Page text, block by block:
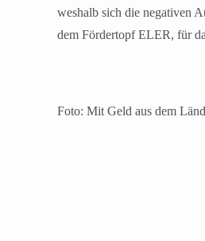
weshalb sich die negativen
dem Fördertopf ELER, für
Foto: Mit Geld aus dem